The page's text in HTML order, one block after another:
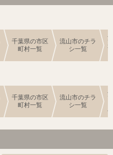
千葉県の市区
町村一覧
流山市のチラ
シ一覧
千葉県の市区
町村一覧
流山市のチラ
シ一覧